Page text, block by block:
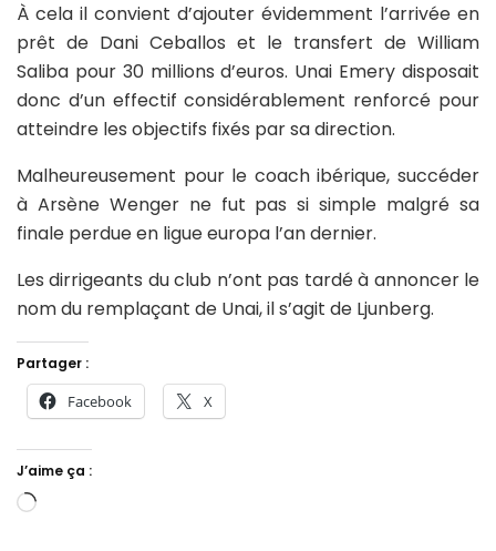
À cela il convient d’ajouter évidemment l’arrivée en
prêt de Dani Ceballos et le transfert de William
Saliba pour 30 millions d’euros. Unai Emery disposait
donc d’un effectif considérablement renforcé pour
atteindre les objectifs fixés par sa direction.
Malheureusement pour le coach ibérique, succéder
à Arsène Wenger ne fut pas si simple malgré sa
finale perdue en ligue europa l’an dernier.
Les dirrigeants du club n’ont pas tardé à annoncer le
nom du remplaçant de Unai, il s’agit de Ljunberg.
Partager :
Facebook X
J’aime ça :
Chargement…